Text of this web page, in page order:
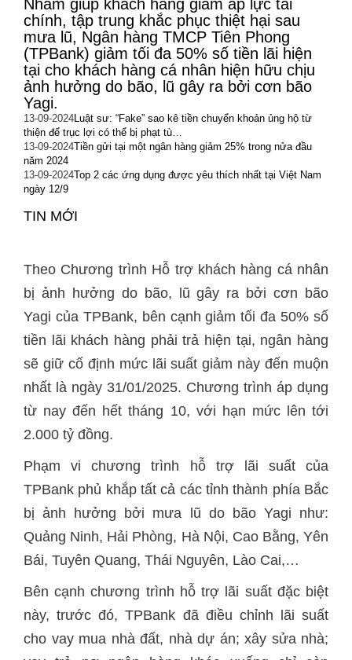
Nhằm giúp khách hàng giảm áp lực tài
chính, tập trung khắc phục thiệt hại sau
mưa lũ, Ngân hàng TMCP Tiên Phong
(TPBank) giảm tối đa 50% số tiền lãi hiện
tại cho khách hàng cá nhân hiện hữu chịu
ảnh hưởng do bão, lũ gây ra bởi cơn bão
Yagi.
13-09-2024Luật sư: “Fake” sao kê tiền chuyển khoản ủng hộ từ
thiện để trục lợi có thể bị phạt tù…
13-09-2024Tiền gửi tại một ngân hàng giảm 25% trong nửa đầu
năm 2024
13-09-2024Top 2 các ứng dụng được yêu thích nhất tại Việt Nam
ngày 12/9
TIN MỚI
Theo Chương trình Hỗ trợ khách hàng cá nhân
bị ảnh hưởng do bão, lũ gây ra bởi cơn bão
Yagi của TPBank, bên cạnh giảm tối đa 50% số
tiền lãi khách hàng phải trả hiện tại, ngân hàng
sẽ giữ cố định mức lãi suất giảm này đến muộn
nhất là ngày 31/01/2025. Chương trình áp dụng
từ nay đến hết tháng 10, với hạn mức lên tới
2.000 tỷ đồng.
Phạm vi chương trình hỗ trợ lãi suất của
TPBank phủ khắp tất cả các tỉnh thành phía Bắc
bị ảnh hưởng bởi mưa lũ do bão Yagi như:
Quảng Ninh, Hải Phòng, Hà Nội, Cao Bằng, Yên
Bái, Tuyên Quang, Thái Nguyên, Lào Cai,…
Bên cạnh chương trình hỗ trợ lãi suất đặc biệt
này, trước đó, TPBank đã điều chỉnh lãi suất
cho vay mua nhà đất, nhà dự án; xây sửa nhà;